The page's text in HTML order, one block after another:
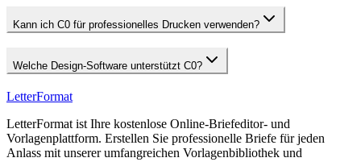
Kann ich C0 für professionelles Drucken verwenden?
Welche Design-Software unterstützt C0?
LetterFormat
LetterFormat ist Ihre kostenlose Online-Briefeditor- und
Vorlagenplattform. Erstellen Sie professionelle Briefe für jeden
Anlass mit unserer umfangreichen Vorlagenbibliothek und